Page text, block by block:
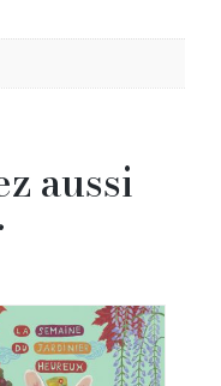
aussi